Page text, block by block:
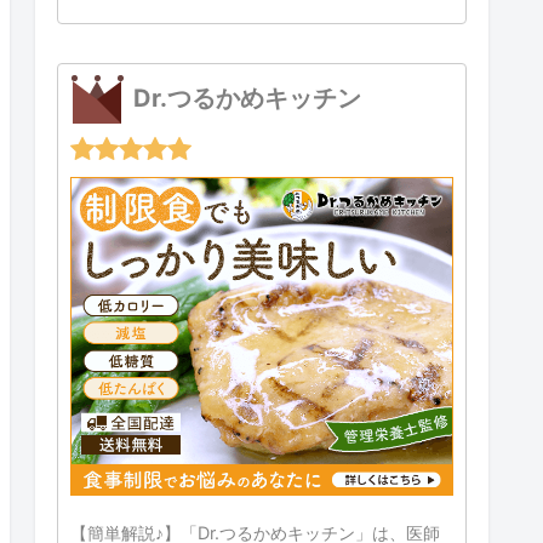
Dr.つるかめキッチン
【簡単解説♪】「Dr.つるかめキッチン」は、医師